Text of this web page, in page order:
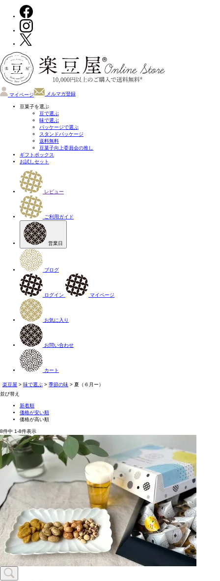
マイページ メルマガ登録
豆菓子を選ぶ
豆で選ぶ
味で選ぶ
パッケージで選ぶ
スタンドパッケージ
送料無料
豆菓子向上委員会の推し
ギフトボックス
お試しセット
レビュー
ご利用ガイド
営業日
ブログ
ログイン マイページ
お気に入り
お問い合わせ
カート
楽豆屋 味で選ぶ 季節の味
夏（６月ー）
並び替え
新着順
価格が安い順
価格が高い順
8件中 1-8件表示